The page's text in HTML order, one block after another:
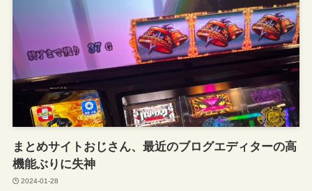
まとめサイトおじさん、最近のブログエディターの高
機能ぶりに失神
2024-01-28